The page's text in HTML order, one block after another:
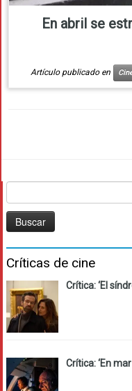
En abril se
Artículo publicado en
Críticas de cine
Crítica: ‘El
Crítica: ‘En